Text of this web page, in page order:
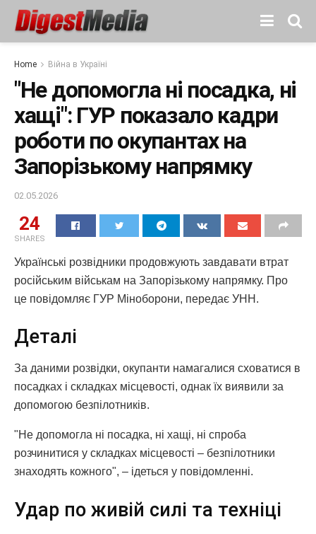
Home Війна в Україні
"Не допомогла ні посадка, ні
хащі": ГУР показало кадри
роботи по окупантах на
Запорізькому напрямку
02.05.2026
24
SHARES
Українські розвідники продовжують завдавати втрат
російським військам на Запорізькому напрямку. Про
це повідомляє ГУР Міноборони, передає УНН.
Деталі
За даними розвідки, окупанти намагалися сховатися в
посадках і складках місцевості, однак їх виявили за
допомогою безпілотників.
"Не допомогла ні посадка, ні хащі, ні спроба
розчинитися у складках місцевості – безпілотники
знаходять кожного", – ідеться у повідомленні.
Удар по живій силі та техніці